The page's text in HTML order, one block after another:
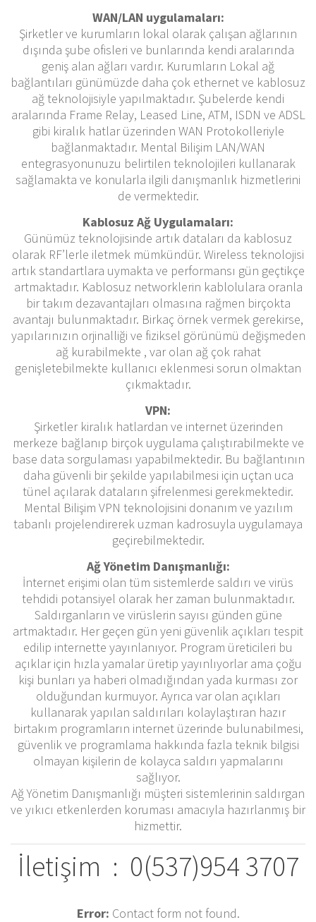
WAN/LAN uygulamaları:
Şirketler ve kurumların lokal olarak çalışan ağlarının
dışında şube ofisleri ve bunlarında kendi aralarında
geniş alan ağları vardır. Kurumların Lokal ağ
bağlantıları günümüzde daha çok ethernet ve kablosuz
ağ teknolojisiyle yapılmaktadır. Şubelerde kendi
aralarında Frame Relay, Leased Line, ATM, ISDN ve ADSL
gibi kiralık hatlar üzerinden WAN Protokolleriyle
bağlanmaktadır. Mental Bilişim LAN/WAN
entegrasyonunuzu belirtilen teknolojileri kullanarak
sağlamakta ve konularla ilgili danışmanlık hizmetlerini
de vermektedir.
Kablosuz Ağ Uygulamaları:
Günümüz teknolojisinde artık dataları da kablosuz
olarak RF’lerle iletmek mümkündür. Wireless teknolojisi
artık standartlara uymakta ve performansı gün geçtikçe
artmaktadır. Kablosuz networklerin kablolulara oranla
bir takım dezavantajları olmasına rağmen birçokta
avantajı bulunmaktadır. Birkaç örnek vermek gerekirse,
yapılarınızın orjinalliği ve fiziksel görünümü değişmeden
ağ kurabilmekte , var olan ağ çok rahat
genişletebilmekte kullanıcı eklenmesi sorun olmaktan
çıkmaktadır.
VPN:
Şirketler kiralık hatlardan ve internet üzerinden
merkeze bağlanıp birçok uygulama çalıştırabilmekte ve
base data sorgulaması yapabilmektedir. Bu bağlantının
daha güvenli bir şekilde yapılabilmesi için uçtan uca
tünel açılarak dataların şifrelenmesi gerekmektedir.
Mental Bilişim VPN teknolojisini donanım ve yazılım
tabanlı projelendirerek uzman kadrosuyla uygulamaya
geçirebilmektedir.
Ağ Yönetim Danışmanlığı:
İnternet erişimi olan tüm sistemlerde saldırı ve virüs
tehdidi potansiyel olarak her zaman bulunmaktadır.
Saldırganların ve virüslerin sayısı günden güne
artmaktadır. Her geçen gün yeni güvenlik açıkları tespit
edilip internette yayınlanıyor. Program üreticileri bu
açıklar için hızla yamalar üretip yayınlıyorlar ama çoğu
kişi bunları ya haberi olmadığından yada kurması zor
olduğundan kurmuyor. Ayrıca var olan açıkları
kullanarak yapılan saldırıları kolaylaştıran hazır
birtakım programların internet üzerinde bulunabilmesi,
güvenlik ve programlama hakkında fazla teknik bilgisi
olmayan kişilerin de kolayca saldırı yapmalarını
sağlıyor.
Ağ Yönetim Danışmanlığı müşteri sistemlerinin saldırgan
ve yıkıcı etkenlerden koruması amacıyla hazırlanmış bir
hizmettir.
İletişim : 0(537)954 3707
Error: Contact form not found.